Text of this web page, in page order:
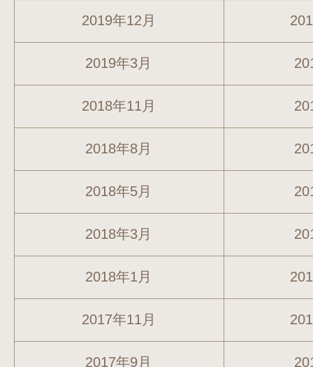
2019年12月
2019年3月
2018年11月
2018年8月
2018年5月
2018年3月
2018年1月
2017年11月
2017年9月